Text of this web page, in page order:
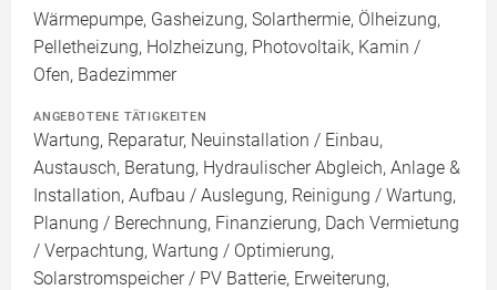
Wärmepumpe, Gasheizung, Solarthermie, Ölheizung,
Pelletheizung, Holzheizung, Photovoltaik, Kamin /
Ofen, Badezimmer
ANGEBOTENE TÄTIGKEITEN
Wartung, Reparatur, Neuinstallation / Einbau,
Austausch, Beratung, Hydraulischer Abgleich, Anlage &
Installation, Aufbau / Auslegung, Reinigung / Wartung,
Planung / Berechnung, Finanzierung, Dach Vermietung
/ Verpachtung, Wartung / Optimierung,
Solarstromspeicher / PV Batterie, Erweiterung,